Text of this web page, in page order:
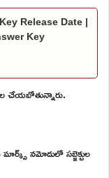
Release Date |
Key
చేయబోతున్నారు.
నమోదులో సబ్జెక్టుల